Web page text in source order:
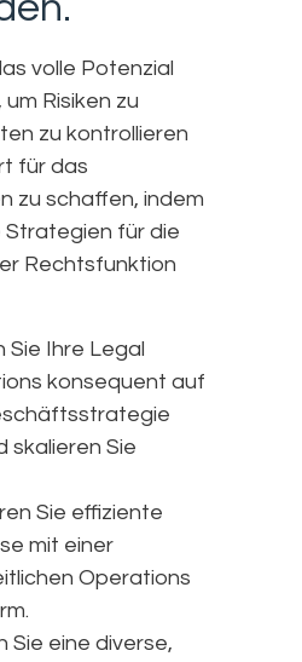
volle Potenzial
Risiken zu
zu kontrollieren
für das
zu schaffen, indem
Strategien für die
Rechtsfunktion
Sie Ihre Legal
konsequent auf
skalieren Sie
Sie effiziente
mit einer
Operations
Sie eine diverse,